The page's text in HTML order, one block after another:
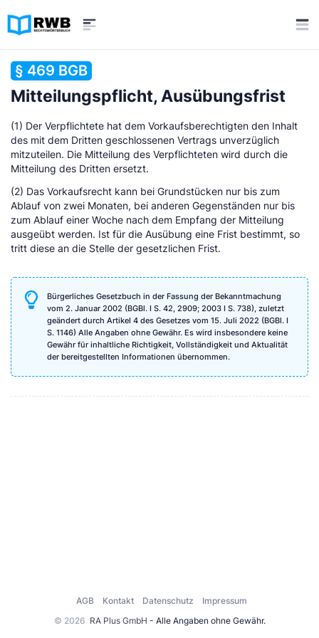
§ 469 BGB
Mitteilungspflicht, Ausübungsfrist
(1) Der Verpflichtete hat dem Vorkaufsberechtigten den Inhalt
des mit dem Dritten geschlossenen Vertrags unverzüglich
mitzuteilen. Die Mitteilung des Verpflichteten wird durch die
Mitteilung des Dritten ersetzt.
(2) Das Vorkaufsrecht kann bei Grundstücken nur bis zum
Ablauf von zwei Monaten, bei anderen Gegenständen nur bis
zum Ablauf einer Woche nach dem Empfang der Mitteilung
ausgeübt werden. Ist für die Ausübung eine Frist bestimmt, so
tritt diese an die Stelle der gesetzlichen Frist.
Bürgerliches Gesetzbuch in der Fassung der Bekanntmachung
vom 2. Januar 2002 (BGBl. I S. 42, 2909; 2003 I S. 738), zuletzt
geändert durch Artikel 4 des Gesetzes vom 15. Juli 2022 (BGBl. I
S. 1146) Alle Angaben ohne Gewähr. Es wird insbesondere keine
Gewähr für inhaltliche Richtigkeit, Vollständigkeit und Aktualität
der bereitgestellten Informationen übernommen.
© 2026 RA Plus GmbH - Alle Angaben ohne Gewähr.
AGB Kontakt Datenschutz Impressum